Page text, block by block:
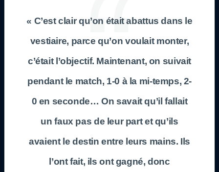
« C’est clair qu’on était abattus dans le
vestiaire, parce qu’on voulait monter,
c’était l’objectif. Maintenant, on suivait
pendant le match, 1-0 à la mi-temps, 2-
0 en seconde… On savait qu’il fallait
un faux pas de leur part et qu’ils
avaient le destin entre leurs mains. Ils
l’ont fait, ils ont gagné, donc